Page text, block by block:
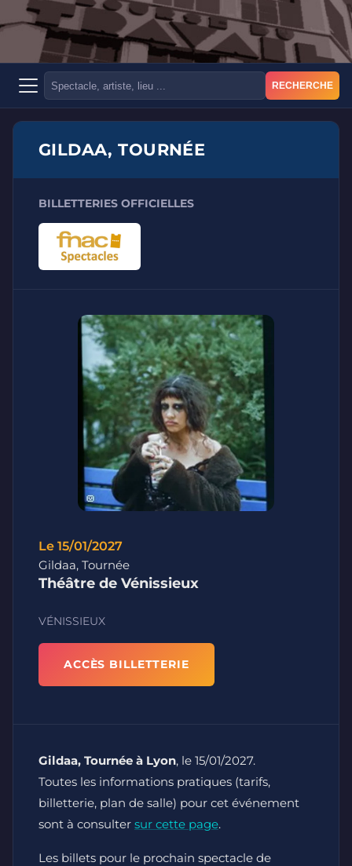
RECHERCHE
GILDAA, TOURNÉE
BILLETTERIES OFFICIELLES
Le 15/01/2027
Gildaa, Tournée
Théâtre de Vénissieux
VÉNISSIEUX
ACCÈS BILLETTERIE
Gildaa, Tournée à Lyon, le 15/01/2027.
Toutes les informations pratiques (tarifs,
billetterie, plan de salle) pour cet événement
sont à consulter sur cette page.
Les billets pour le prochain spectacle de